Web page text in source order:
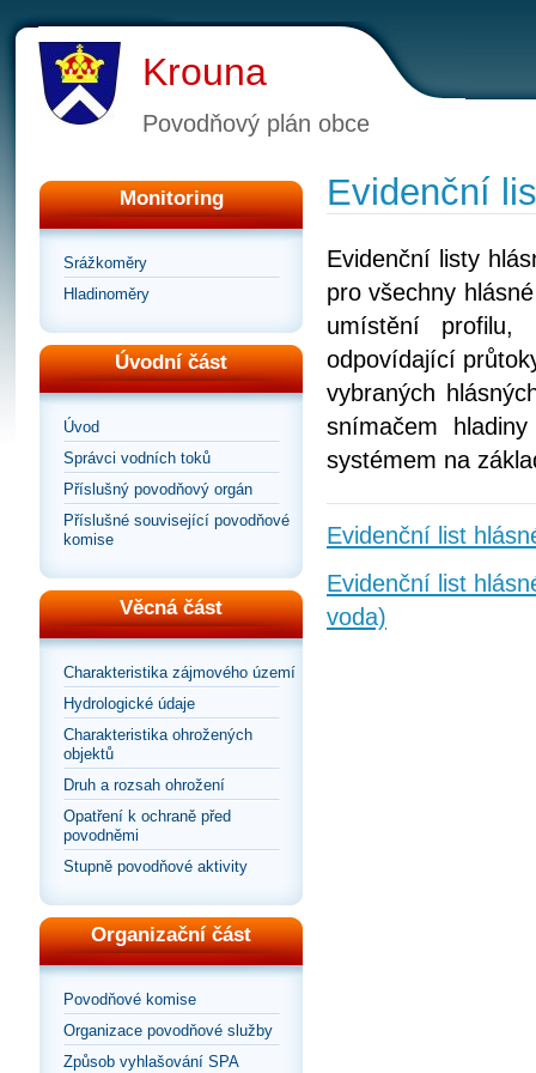
Krouna
Povodňový plán obce
Monitoring
Srážkoměry
Hladinoměry
Úvodní část
Úvod
Správci vodních toků
Příslušný povodňový orgán
Příslušné související povodňové
komise
Věcná část
Charakteristika zájmového území
Hydrologické údaje
Charakteristika ohrožených
objektů
Druh a rozsah ohrožení
Opatření k ochraně před
povodněmi
Stupně povodňové aktivity
Organizační část
Povodňové komise
Organizace povodňové služby
Způsob vyhlašování SPA
Evidenční
Evidenční listy
pro všechny
umístění
odpovídající
vybraných
snímačem
systémem na
Evidenční list
Evidenční list
voda)